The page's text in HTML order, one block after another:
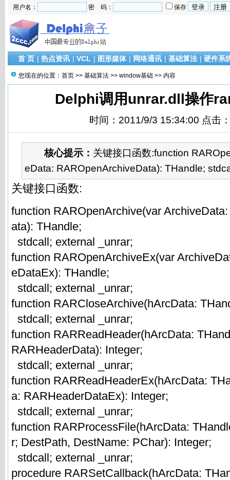
用户名： 密 码： 保存
首 页 | 热点资讯 | VCL | 图形媒体 | 网络通讯 | 基础算法 | 硬件系
您现在的位置： 首页 >> 基础算法 >> window基础 >> 内容
Delphi调用unrar.dll操作
时间：2011/9/3 15:34:00 点击
核心提示： 关键接口函数:function
eData: RAROpenArchiveData): THandle;
关键接口函数:
function RAROpenArchive(var
ata): THandle;
stdcall; external _unrar;
function RAROpenArchiveEx(var
eDataEx): THandle;
stdcall; external _unrar;
function RARCloseArchive(hArcData:
stdcall; external _unrar;
function RARReadHeader(hArcData:
RARHeaderData): Integer;
stdcall; external _unrar;
function RARReadHeaderEx(hArcData:
a: RARHeaderDataEx): Integer;
stdcall; external _unrar;
function RARProcessFile(hArcData:
r; DestPath, DestName: PChar): Integer;
stdcall; external _unrar;
procedure RARSetCallback(hArcData: